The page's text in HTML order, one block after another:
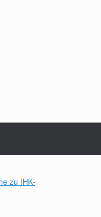
zu IHK-